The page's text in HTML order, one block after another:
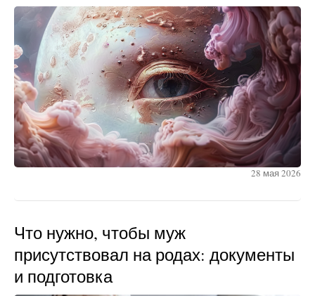
28 мая 2026
Что нужно, чтобы муж
присутствовал на родах: документы
и подготовка